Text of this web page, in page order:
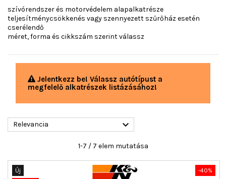
szívórendszer és motorvédelem alapalkatrésze
teljesítménycsökkenés vagy szennyezett szűrőház esetén
cserélendő
méret, forma és cikkszám szerint válassz
Jelentkezz be! Válassz autótípust a
megfelelő alkatrészek listázásához!
Relevancia 
1-7 / 7 elem mutatása
-40%
Új